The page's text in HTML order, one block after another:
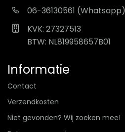
06-36130561 (Whatsapp)
KVK: 27327513
BTW: NL819958657B01
Informatie
Contact
Verzendkosten
Niet gevonden? Wij zoeken mee!